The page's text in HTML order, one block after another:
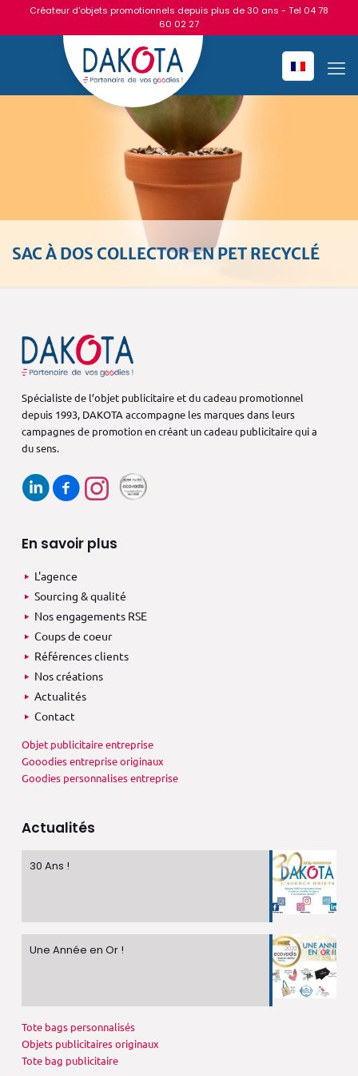
Créateur d'objets promotionnels depuis plus de 30 ans - Tel 04 78
60 02 27
SAC À DOS COLLECTOR EN PET RECYCLÉ
Spécialiste de l’objet publicitaire et du cadeau promotionnel
depuis 1993, DAKOTA accompagne les marques dans leurs
campagnes de promotion en créant un cadeau publicitaire qui a
du sens.
En savoir plus
L'agence
Sourcing & qualité
Nos engagements RSE
Coups de coeur
Références clients
Nos créations
Actualités
Contact
Objet publicitaire entreprise
Gooodies entreprise originaux
Goodies personnalises entreprise
Actualités
30 Ans !
Une Année en Or !
Tote bags personnalisés
Objets publicitaires originaux
Tote bag publicitaire